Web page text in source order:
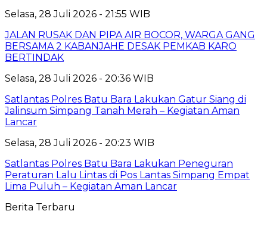
Selasa, 28 Juli 2026 - 21:55 WIB
JALAN RUSAK DAN PIPA AIR BOCOR, WARGA GANG
BERSAMA 2 KABANJAHE DESAK PEMKAB KARO
BERTINDAK
Selasa, 28 Juli 2026 - 20:36 WIB
Satlantas Polres Batu Bara Lakukan Gatur Siang di
Jalinsum Simpang Tanah Merah – Kegiatan Aman
Lancar
Selasa, 28 Juli 2026 - 20:23 WIB
Satlantas Polres Batu Bara Lakukan Peneguran
Peraturan Lalu Lintas di Pos Lantas Simpang Empat
Lima Puluh – Kegiatan Aman Lancar
Berita Terbaru